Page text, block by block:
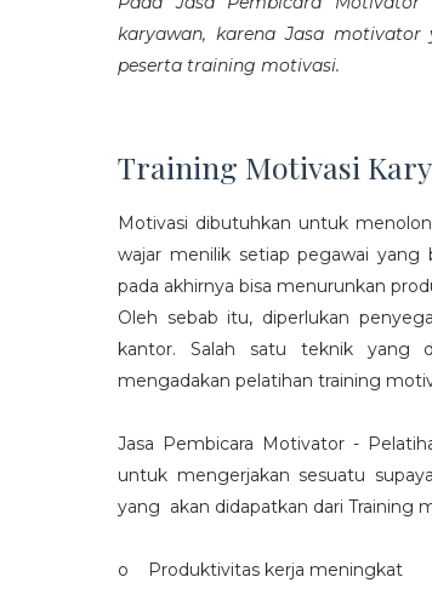
karyawan, karena Jasa
peserta training motivasi.
Training Motivasi
Motivasi dibutuhkan untuk
wajar menilik setiap pegawai yang
pada akhirnya bisa menurunkan
Oleh sebab itu, diperlukan
kantor. Salah satu teknik yang
mengadakan pelatihan training
Jasa Pembicara Motivator -
untuk mengerjakan sesuatu
yang akan didapatkan dari Training
o Produktivitas kerja meningkat